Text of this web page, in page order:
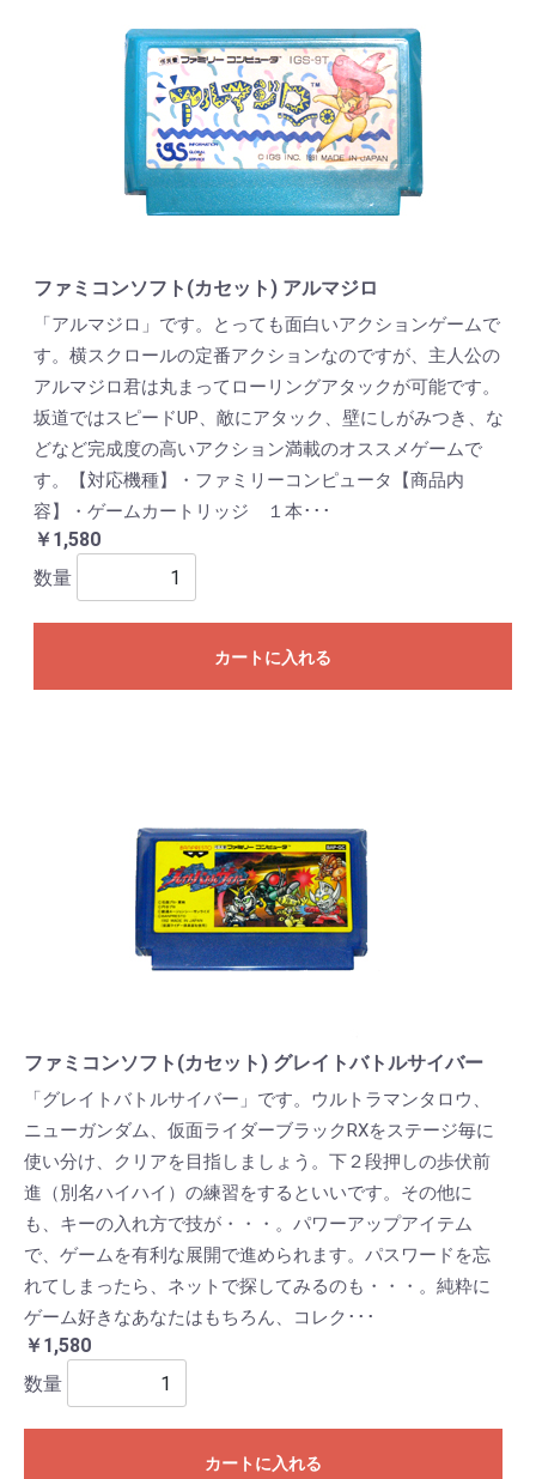
ファミコンソフト(カセット) アルマジロ
「アルマジロ」です。とっても面白いアクションゲームで
す。横スクロールの定番アクションなのですが、主人公の
アルマジロ君は丸まってローリングアタックが可能です。
坂道ではスピードUP、敵にアタック、壁にしがみつき、な
どなど完成度の高いアクション満載のオススメゲームで
す。【対応機種】・ファミリーコンピュータ【商品内
容】・ゲームカートリッジ １本･･･
￥1,580
数量
カートに入れる
ファミコンソフト(カセット) グレイトバトルサイバー
「グレイトバトルサイバー」です。ウルトラマンタロウ、
ニューガンダム、仮面ライダーブラックRXをステージ毎に
使い分け、クリアを目指しましょう。下２段押しの歩伏前
進（別名ハイハイ）の練習をするといいです。その他に
も、キーの入れ方で技が・・・。パワーアップアイテム
で、ゲームを有利な展開で進められます。パスワードを忘
れてしまったら、ネットで探してみるのも・・・。純粋に
ゲーム好きなあなたはもちろん、コレク･･･
￥1,580
数量
カートに入れる